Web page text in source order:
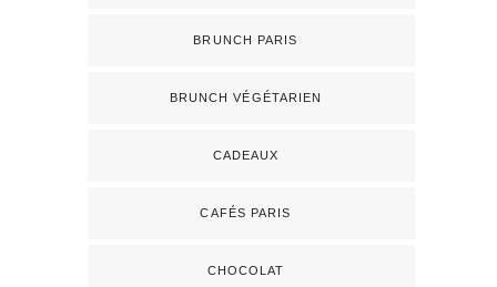
BRUNCH PARIS
BRUNCH VÉGÉTARIEN
CADEAUX
CAFÉS PARIS
CHOCOLAT